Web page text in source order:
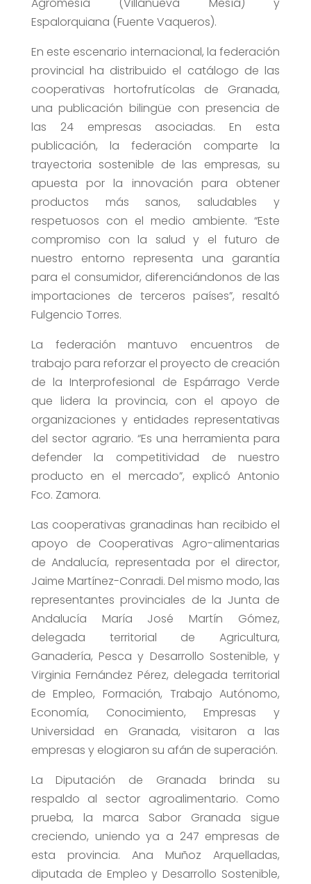
Agromesía (Villanueva Mesía) y
Espalorquiana (Fuente Vaqueros).
En este escenario internacional, la federación
provincial ha distribuido el catálogo de las
cooperativas hortofrutícolas de Granada,
una publicación bilingüe con presencia de
las 24 empresas asociadas. En esta
publicación, la federación comparte la
trayectoria sostenible de las empresas, su
apuesta por la innovación para obtener
productos más sanos, saludables y
respetuosos con el medio ambiente. “Este
compromiso con la salud y el futuro de
nuestro entorno representa una garantía
para el consumidor, diferenciándonos de las
importaciones de terceros países”, resaltó
Fulgencio Torres.
La federación mantuvo encuentros de
trabajo para reforzar el proyecto de creación
de la Interprofesional de Espárrago Verde
que lidera la provincia, con el apoyo de
organizaciones y entidades representativas
del sector agrario. “Es una herramienta para
defender la competitividad de nuestro
producto en el mercado”, explicó Antonio
Fco. Zamora.
Las cooperativas granadinas han recibido el
apoyo de Cooperativas Agro-alimentarias
de Andalucía, representada por el director,
Jaime Martínez-Conradi. Del mismo modo, las
representantes provinciales de la Junta de
Andalucía María José Martín Gómez,
delegada territorial de Agricultura,
Ganadería, Pesca y Desarrollo Sostenible, y
Virginia Fernández Pérez, delegada territorial
de Empleo, Formación, Trabajo Autónomo,
Economía, Conocimiento, Empresas y
Universidad en Granada, visitaron a las
empresas y elogiaron su afán de superación.
La Diputación de Granada brinda su
respaldo al sector agroalimentario. Como
prueba, la marca Sabor Granada sigue
creciendo, uniendo ya a 247 empresas de
esta provincia. Ana Muñoz Arquelladas,
diputada de Empleo y Desarrollo Sostenible,